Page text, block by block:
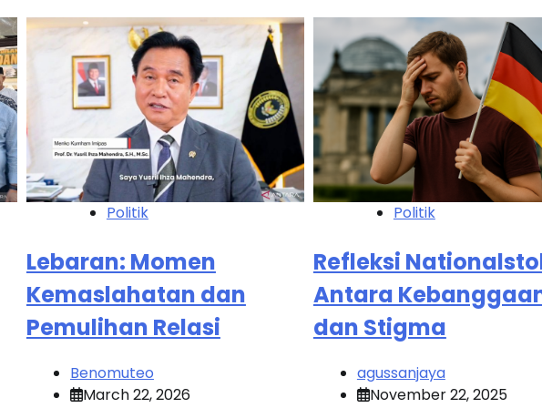
Politik
Lebaran: Momen
Kemaslahatan dan
Pemulihan Relasi
Benomuteo
March 22, 2026
Politik
Refleksi
Antara
dan Stigma
agussanjaya
November 22, 2025